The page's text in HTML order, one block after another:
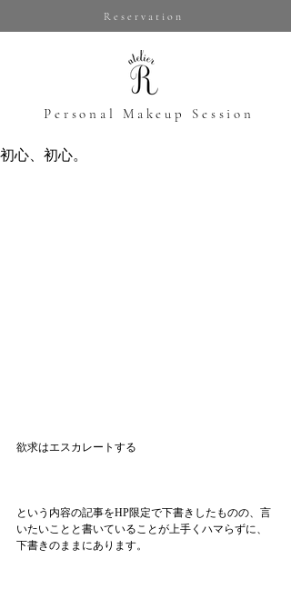
Reservation
​Personal Makeup Session
初心、初心。
欲求はエスカレートする
という内容の記事をHP限定で下書きしたものの、言
いたいことと書いていることが上手くハマらずに、
下書きのままにあります。